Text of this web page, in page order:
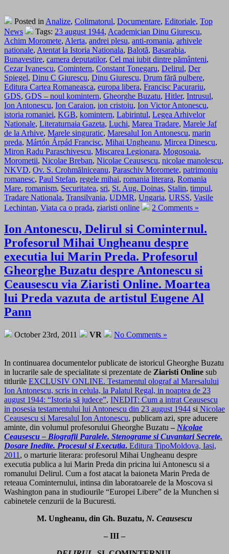
Posted in Analize, Colimatorul, Documentare, Editoriale, Top
News
Tags: 23 august 1944, Academician Dinu Giurescu,
Achim Moromete, Alerta, andrei plesu, anti-romania, arhivele
nationale, Atentat la Istoria Nationala, Balotă, Basarabia,
Bunavestire, camera deputatilor, Cel mai iubit dintre pământeni,
Cezar Ivanescu, Comintern, Constant Tonegaru, Delirul, Der
Spiegel, Dinu C Giurescu, Dinu Giurescu, Drum fără pulbere,
Editura Cartea Romaneasca, europa libera, Francisc Pacurariu,
GDS, GDS – noul komintern, Gheorghe Buzatu, Hitler, Intrusul,
Ion Antonescu, Ion Caraion, ion cristoiu, Ion Victor Antonescu,
istoria romaniei, KGB, komintern, Labirintul, Legea Arhivelor
Nationale, Literaturnaia Gazeta, Luchi, Marea Tradare, Marele Jaf
de la Arhive, Marele singuratic, Maresalul Ion Antonescu, marin
preda, Mártón Árpád Francisc, Mihai Ungheanu, Mircea Dinescu,
Miron Radu Paraschivescu, Miscarea Legionara, Mogosoaia,
Morometii, Nicolae Breban, Nicolae Ceausescu, nicolae manolescu,
NKVD, Ov. S. Crohmălniceanu, Paraschiv Moromete, patrimoniu
romanesc, Paul Stefan, regele mihai, romania literara, Romania
Mare, romanism, Securitatea, sri, St. Aug. Doinas, Stalin, timpul,
Tradare Nationala, Transilvania, UDMR, Ungaria, URSS, Vasile
Lechintan, Viata ca o prada, ziaristi online 2 Comments »
Ion Antonescu, Delirul si Cominternul.
Profesorul Mihai Ungheanu despre
executia lui Marin Preda. Profesorul
Gheorghe Buzatu despre Antonescu si
Ceausescu via Ziaristi Online. Moartea
lui Preda vazuta de artistul Eugene Al
Pann
October 23rd, 2011 VR No Comments »
In continuarea documentelor publicate de istoricul Gheorghe Buzatu
in lucrarile sale de specialitate si prezentate de Ziaristi Online sub
titlurile EXCLUSIV ONLINE. Testamentul olograf al Maresalului
Ion Antonescu, scris in celula, la Palatul Regal, in noaptea de 23
august 1944: “Istoria să judece”, INEDIT: Cum a intrat Ceausescu
in posesia testamentului lui Antonescu din 23 august 1944 si Nicolae
Ceausescu si Maresalul Ion Antonescu, publicam azi, spre aducere
aminte, din volumul profesorului Gheorghe Buzatu – Nicolae
Ceausescu – Biografii Paralele. Stenograme si Cuvantari Secrete.
Dosare Inedite. Procesul si Executia. Editura TipoMoldova, Iasi,
2011 , o marturie literara: profesorul Mihai Ungheanu despre
executia publica a lui Marin Preda din pricina lui Antonescu si a
romanului Delirul. Cum a fost atacat la baioneta Marin Preda de
reteaua Cominternului, intinsa din laboratoarele de la Moscova si
Washington pana in studiourile “Europei Libere” de la Munchen si
cabinetele cenzurii de la Bucuresti.
M. Ungheanu, din Gh. Buzatu, N. Ceausescu
– III –